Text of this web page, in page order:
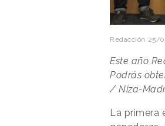
Redacción 25/
Este año
Podrás
/ Niza-
La primera